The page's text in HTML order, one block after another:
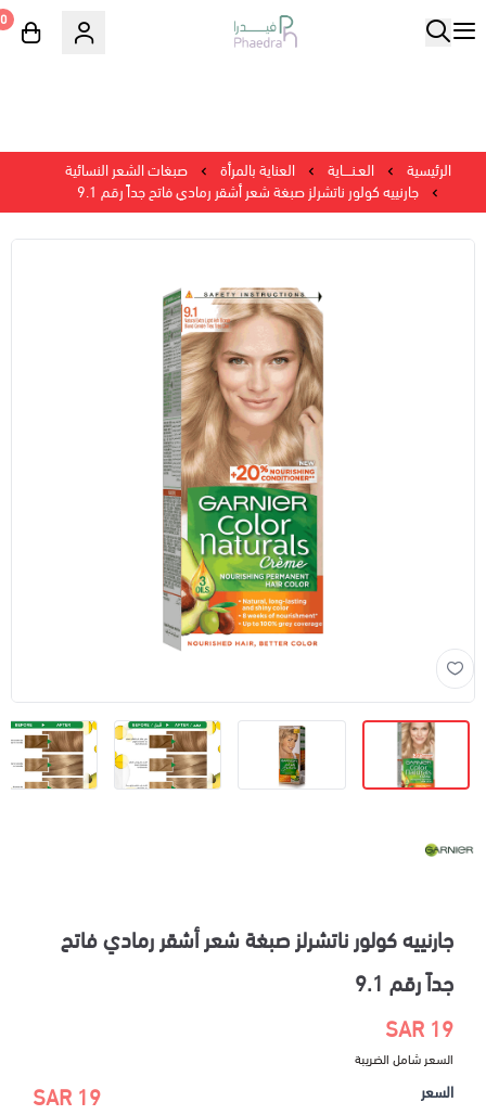
0
الرئيسية العـنــــاية العناية بالمرأة
صبغات الشعر النسائية
جارنييه كولور ناتشرلز صبغة شعر أشقر رمادي فاتح جداً رقم 9.1
جارنييه كولور ناتشرلز صبغة شعر أشقر رمادي فاتح
جداً رقم 9.1
19 SAR
السعر شامل الضريبة
السعر 19 SAR